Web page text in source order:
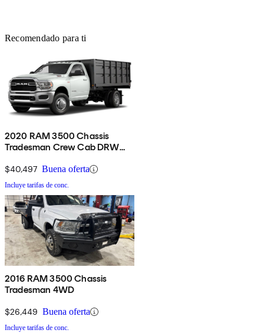
Recomendado para ti
2020 RAM 3500 Chassis
Tradesman Crew Cab DRW
$40,497 Buena oferta
Incluye tarifas de conc.
2016 RAM 3500 Chassis
Tradesman 4WD
$26,449 Buena oferta
Incluye tarifas de conc.